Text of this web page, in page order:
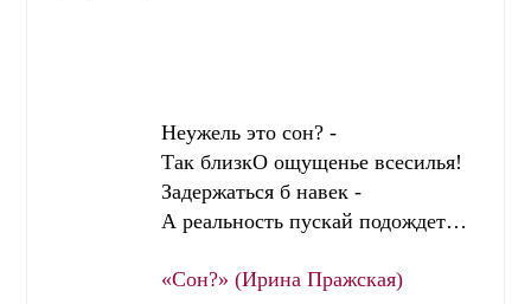
Неужель это сон? -
Так близкО ощущенье всесилья!
Задержаться б навек -
А реальность пускай подождет…
«Сон?» (Ирина Пражская)